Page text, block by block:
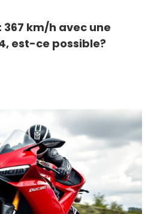
km/h avec une
est-ce possible?